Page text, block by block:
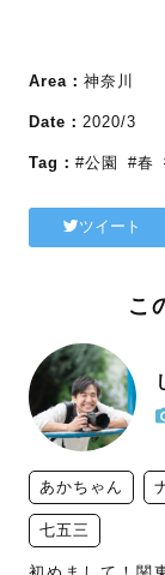
Area： 神奈川
Date： 2020/3
Tag： #公園 #春
ツイート
こ
あかちゃん
七五三